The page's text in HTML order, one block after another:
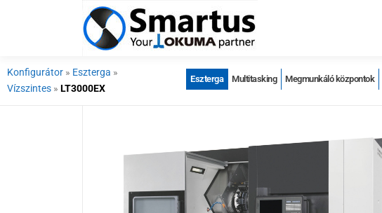
Konfigurátor » Eszterga »
Vízszintes » LT3000EX
Eszterga Multitasking Megmunkáló központok